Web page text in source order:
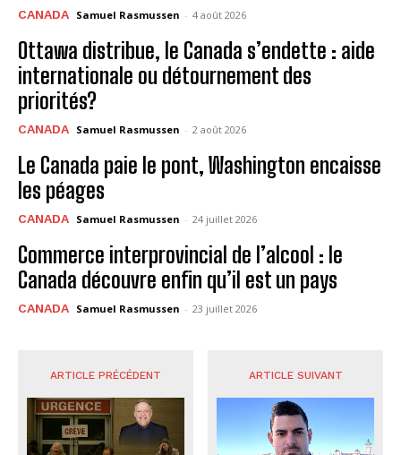
CANADA Samuel Rasmussen - 4 août 2026
Ottawa distribue, le Canada s’endette : aide
internationale ou détournement des
priorités?
CANADA Samuel Rasmussen - 2 août 2026
Le Canada paie le pont, Washington encaisse
les péages
CANADA Samuel Rasmussen - 24 juillet 2026
Commerce interprovincial de l’alcool : le
Canada découvre enfin qu’il est un pays
CANADA Samuel Rasmussen - 23 juillet 2026
ARTICLE PRÉCÉDENT ARTICLE SUIVANT